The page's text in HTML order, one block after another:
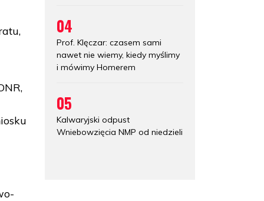
04
Prof. Klęczar: czasem sami
nawet nie wiemy, kiedy myślimy
i mówimy Homerem
05
Kalwaryjski odpust
Wniebowzięcia NMP od niedzieli